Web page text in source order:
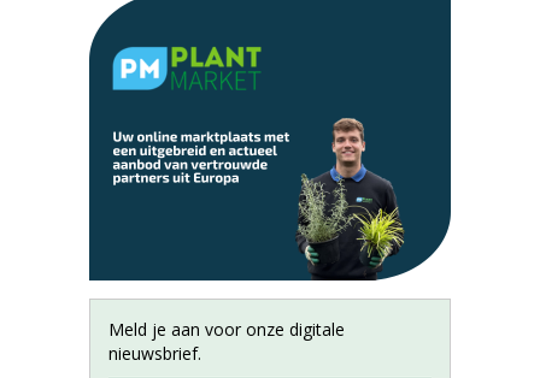
Meld je aan voor onze digitale
nieuwsbrief.